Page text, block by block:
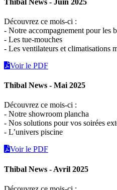
Découvrez ce mois-ci :
- Notre accompagnement pour les
- Les tue-mouches
- Les ventilateurs et climatisations
Voir le PDF
Thibal News - Mai 2025
Découvrez ce mois-ci :
- Notre showroom plancha
- Nos solutions pour vos soirées
- L’univers piscine
Voir le PDF
Thibal News - Avril 2025